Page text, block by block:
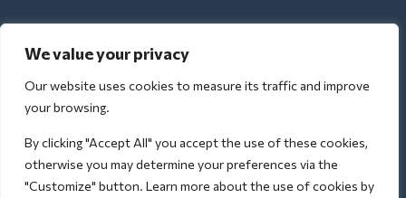
We value your privacy
Our website uses cookies to measure its traffic and improve
your browsing.
By clicking "Accept All" you accept the use of these cookies,
otherwise you may determine your preferences via the
"Customize" button. Learn more about the use of cookies by
Για Ξενοδοχεία:
support@deliverback.com
Για Αεροδρόμια:
airport@deliverback.com